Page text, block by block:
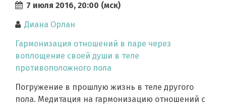
7 июля 2016, 20:00 (мск)
Диана Орлан
Гармонизация отношений в паре через
воплощение своей души в теле
противоположного пола
Погружение в прошлую жизнь в теле другого
пола. Медитация на гармонизацию отношений с